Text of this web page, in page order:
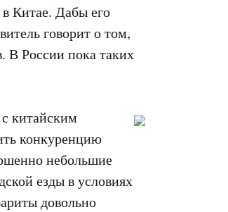
Китае. Дабы его
говорит о том,
В России пока таких
китайским
конкуренцию
небольшие
езды в условиях
довольно